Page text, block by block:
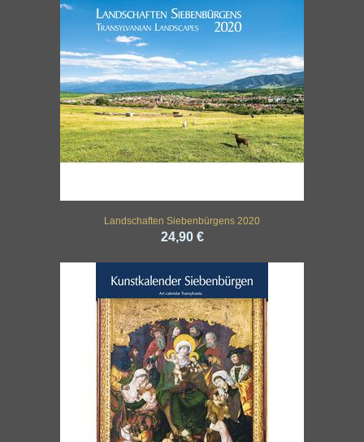
Landschaften Siebenbürgens 2020
24,90 €